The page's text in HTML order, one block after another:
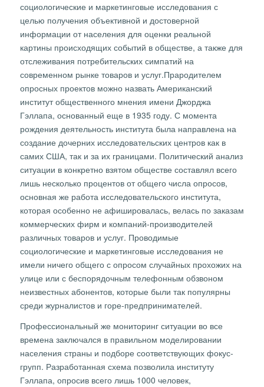
социологические и маркетинговые исследования с
целью получения объективной и достоверной
информации от населения для оценки реальной
картины происходящих событий в обществе, а также для
отслеживания потребительских симпатий на
современном рынке товаров и услуг.Прародителем
опросных проектов можно назвать Американский
институт общественного мнения имени Джорджа
Гэллапа, основанный еще в 1935 году. С момента
рождения деятельность института была направлена на
создание дочерних исследовательских центров как в
самих США, так и за их границами. Политический анализ
ситуации в конкретно взятом обществе составлял всего
лишь несколько процентов от общего числа опросов,
основная же работа исследовательского института,
которая особенно не афишировалась, велась по заказам
коммерческих фирм и компаний-производителей
различных товаров и услуг. Проводимые
социологические и маркетинговые исследования не
имели ничего общего с опросом случайных прохожих на
улице или с беспорядочным телефонным обзвоном
неизвестных абонентов, которые были так популярны
среди журналистов и горе-предпринимателей.
Профессиональный же мониторинг ситуации во все
времена заключался в правильном моделировании
населения страны и подборе соответствующих фокус-
групп. Разработанная схема позволила институту
Гэллапа, опросив всего лишь 1000 человек,